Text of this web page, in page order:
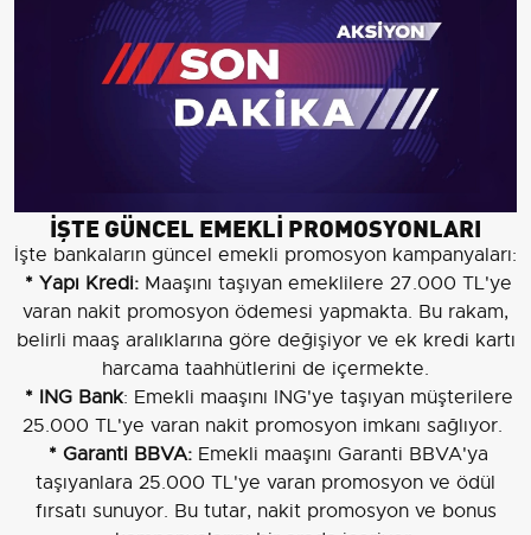
İŞTE GÜNCEL EMEKLİ PROMOSYONLARI
İşte bankaların güncel emekli promosyon kampanyaları:
* Yapı Kredi: Maaşını taşıyan emeklilere 27.000 TL'ye
varan nakit promosyon ödemesi yapmakta. Bu rakam,
belirli maaş aralıklarına göre değişiyor ve ek kredi kartı
harcama taahhütlerini de içermekte.
* ING Bank: Emekli maaşını ING'ye taşıyan müşterilere
25.000 TL'ye varan nakit promosyon imkanı sağlıyor.
* Garanti BBVA: Emekli maaşını Garanti BBVA'ya
taşıyanlara 25.000 TL'ye varan promosyon ve ödül
fırsatı sunuyor. Bu tutar, nakit promosyon ve bonus